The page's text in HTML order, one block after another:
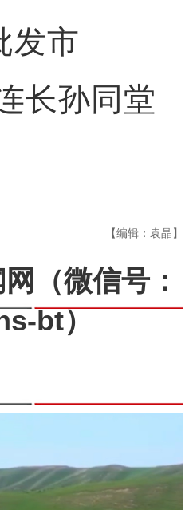
发市
长孙同堂
【编辑：袁晶】
（微信号：
bt）